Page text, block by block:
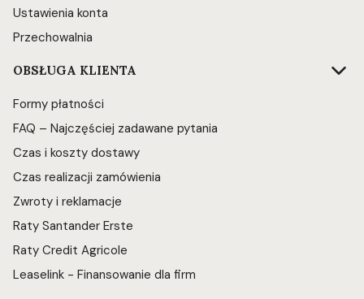
Ustawienia konta
Przechowalnia
OBSŁUGA KLIENTA
Formy płatności
FAQ – Najczęściej zadawane pytania
Czas i koszty dostawy
Czas realizacji zamówienia
Zwroty i reklamacje
Raty Santander Erste
Raty Credit Agricole
Leaselink - Finansowanie dla firm